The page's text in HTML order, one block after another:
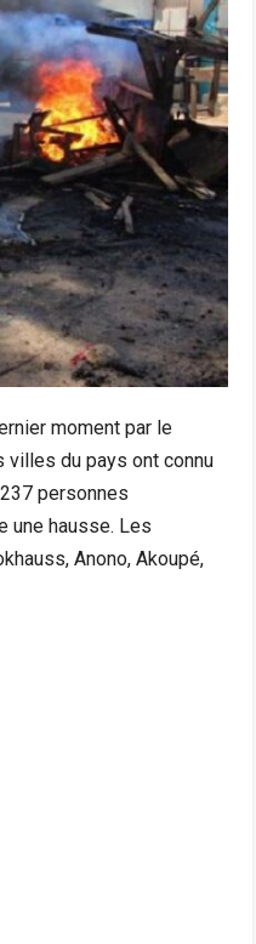
moment par le
villes du pays ont connu
personnes
une hausse. Les
Anono, Akoupé,